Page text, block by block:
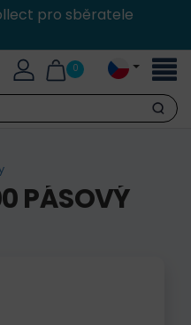
pro sběratele
0
Hledat
PÁSOVÝ